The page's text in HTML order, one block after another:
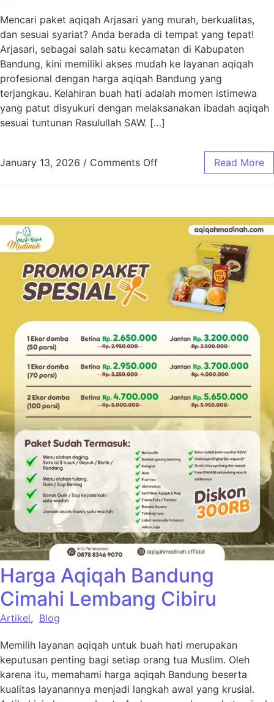
Mencari paket aqiqah Arjasari yang murah, berkualitas,
dan sesuai syariat? Anda berada di tempat yang tepat!
Arjasari, sebagai salah satu kecamatan di Kabupaten
Bandung, kini memiliki akses mudah ke layanan aqiqah
profesional dengan harga aqiqah Bandung yang
terjangkau. Kelahiran buah hati adalah momen istimewa
yang patut disyukuri dengan melaksanakan ibadah aqiqah
sesuai tuntunan Rasulullah SAW. […]
January 13, 2026 / Comments Off Read More
Harga Aqiqah Bandung
Cimahi Lembang Cibiru
Artikel, Blog
Memilih layanan aqiqah untuk buah hati merupakan
keputusan penting bagi setiap orang tua Muslim. Oleh
karena itu, memahami harga aqiqah Bandung beserta
kualitas layanannya menjadi langkah awal yang krusial.